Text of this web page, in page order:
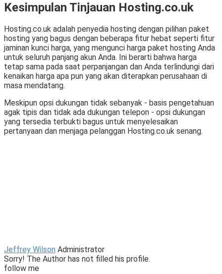
Kesimpulan Tinjauan Hosting.co.uk
Hosting.co.uk adalah penyedia hosting dengan pilihan paket
hosting yang bagus dengan beberapa fitur hebat seperti fitur
jaminan kunci harga, yang mengunci harga paket hosting Anda
untuk seluruh panjang akun Anda. Ini berarti bahwa harga
tetap sama pada saat perpanjangan dan Anda terlindungi dari
kenaikan harga apa pun yang akan diterapkan perusahaan di
masa mendatang.
Meskipun opsi dukungan tidak sebanyak - basis pengetahuan
agak tipis dan tidak ada dukungan telepon - opsi dukungan
yang tersedia terbukti bagus untuk menyelesaikan
pertanyaan dan menjaga pelanggan Hosting.co.uk senang.
Jeffrey Wilson Administrator
Sorry! The Author has not filled his profile.
follow me